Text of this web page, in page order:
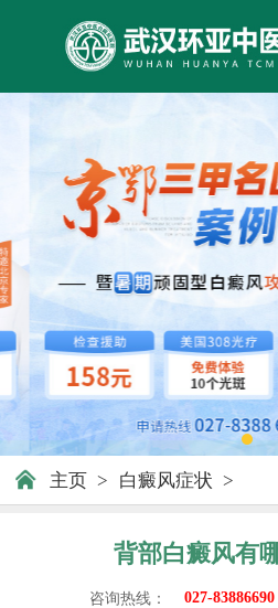
主页 > 白癜风症状 >
背部白癜风有
咨询热线： 027-83886690